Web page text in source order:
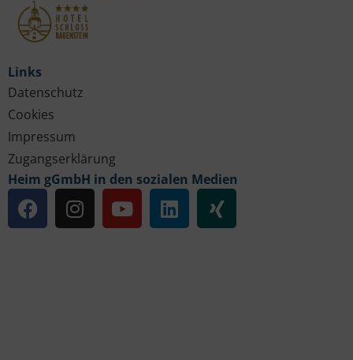
Links
Datenschutz
Cookies
Impressum
Zugangserklärung
Heim gGmbH in den sozialen Medien